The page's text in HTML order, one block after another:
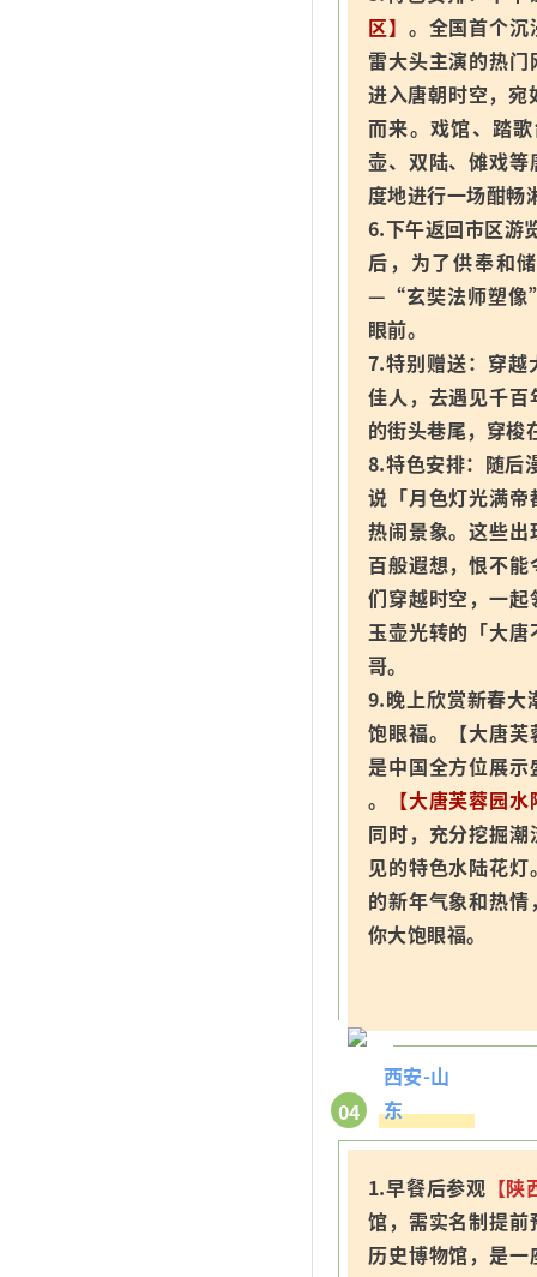
区】 。全国首个
雷大头主演的热
进入唐朝时空，
而来。戏馆、踏
壶、双陆、傩戏
度地进行一场酣畅
6.下午返回市区游
后，为了供奉和
—“玄奘法师塑像”
眼前。
7.特别赠送：穿越
佳人，去遇见千
的街头巷尾，穿梭
8.特色安排：随后
说「月色灯光满
热闹景象。这些
百般遐想，恨不
们穿越时空，一
玉壶光转的「大
哥。
9.晚上欣赏新春大
饱眼福。【大唐
是中国全方位展
。
【大唐芙蓉园
同时，充分挖掘
见的特色水陆花
的新年气象和热
你大饱眼福。
04
西安-山
东
1.早餐后参观 【
馆，需实名制提
历史博物馆，是